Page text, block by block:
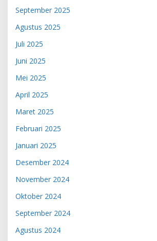
September 2025
Agustus 2025
Juli 2025
Juni 2025
Mei 2025
April 2025
Maret 2025
Februari 2025
Januari 2025
Desember 2024
November 2024
Oktober 2024
September 2024
Agustus 2024